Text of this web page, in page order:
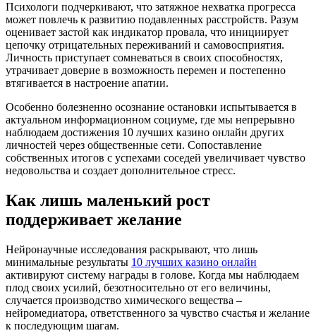
Психологи подчеркивают, что затяжное нехватка прогресса
может повлечь к развитию подавленных расстройств. Разум
оценивает застой как индикатор провала, что инициирует
цепочку отрицательных переживаний и самовосприятия.
Личность приступает сомневаться в своих способностях,
утрачивает доверие в возможность перемен и постепенно
втягивается в настроение апатии.
Особенно болезненно осознание остановки испытывается в
актуальном информационном социуме, где мы непрерывно
наблюдаем достижения 10 лучших казино онлайн других
личностей через общественные сети. Сопоставление
собственных итогов с успехами соседей увеличивает чувство
недовольства и создает дополнительное стресс.
Как лишь маленький рост
поддерживает желание
Нейронаучные исследования раскрывают, что лишь
минимальные результаты 10 лучших казино онлайн
активируют систему награды в голове. Когда мы наблюдаем
плод своих усилий, безотносительно от его величины,
случается производство химического вещества –
нейромедиатора, ответственного за чувство счастья и желание
к последующим шагам.